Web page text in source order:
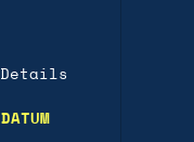
Details
DATUM